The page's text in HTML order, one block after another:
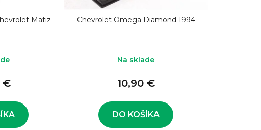
Matiz
€
Chevrolet Omega Diamond 1994
Na sklade
10,90 €
DO KOŠÍKA